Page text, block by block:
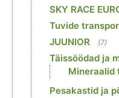
SKY RACE
Tuvide
JUUNIOR (7)
Täissöödad ja
Mineraalid
Pesakastid ja